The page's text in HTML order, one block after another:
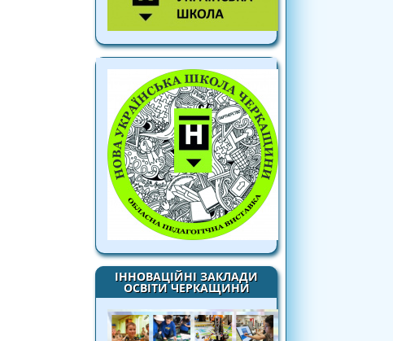
ІННОВАЦІЙНІ ЗАКЛАДИ
ОСВІТИ ЧЕРКАЩИНИ